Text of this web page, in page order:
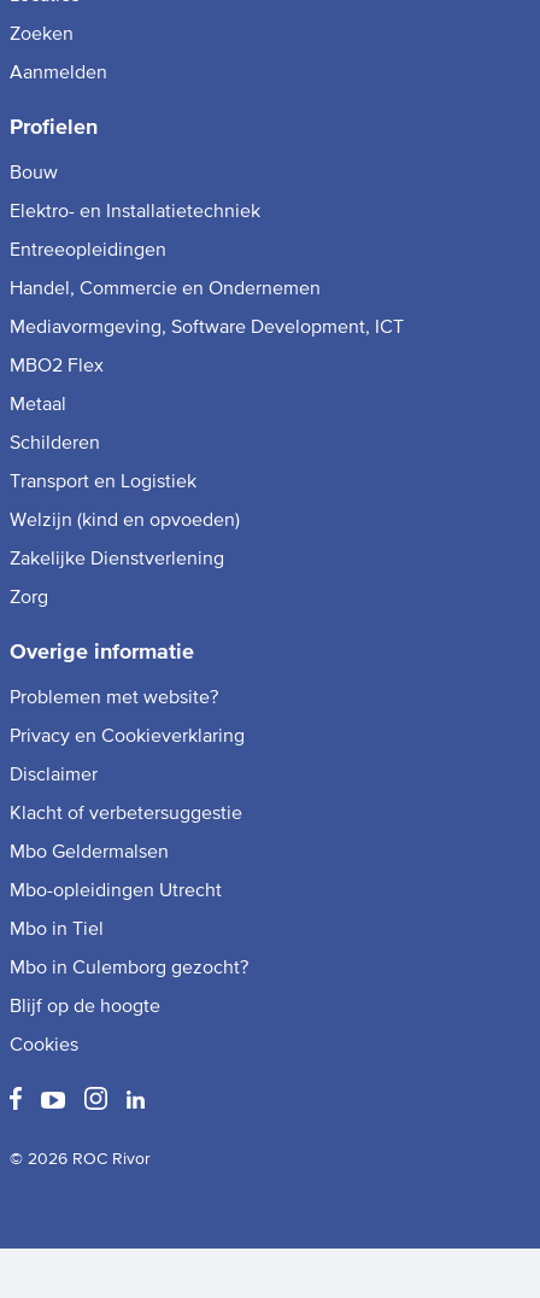
Zoeken
Aanmelden
Profielen
Bouw
Elektro- en Installatietechniek
Entreeopleidingen
Handel, Commercie en Ondernemen
Mediavormgeving, Software Development, ICT
MBO2 Flex
Metaal
Schilderen
Transport en Logistiek
Welzijn (kind en opvoeden)
Zakelijke Dienstverlening
Zorg
Overige informatie
Problemen met website?
Privacy en Cookieverklaring
Disclaimer
Klacht of verbetersuggestie
Mbo Geldermalsen
Mbo-opleidingen Utrecht
Mbo in Tiel
Mbo in Culemborg gezocht?
Blijf op de hoogte
Cookies
© 2026 ROC Rivor